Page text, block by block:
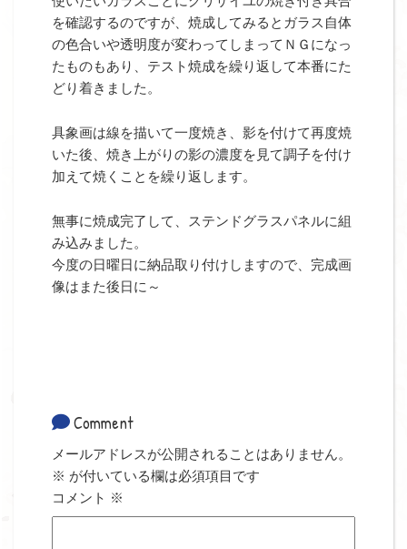
を確認するのですが、焼成してみるとガラス自体
の色合いや透明度が変わってしまってＮＧになっ
たものもあり、テスト焼成を繰り返して本番にた
どり着きました。
具象画は線を描いて一度焼き、影を付けて再度焼
いた後、焼き上がりの影の濃度を見て調子を付け
加えて焼くことを繰り返します。
無事に焼成完了して、ステンドグラスパネルに組
み込みました。
今度の日曜日に納品取り付けしますので、完成画
像はまた後日に～
Comment
メールアドレスが公開されることはありません。
※ が付いている欄は必須項目です
コメント ※